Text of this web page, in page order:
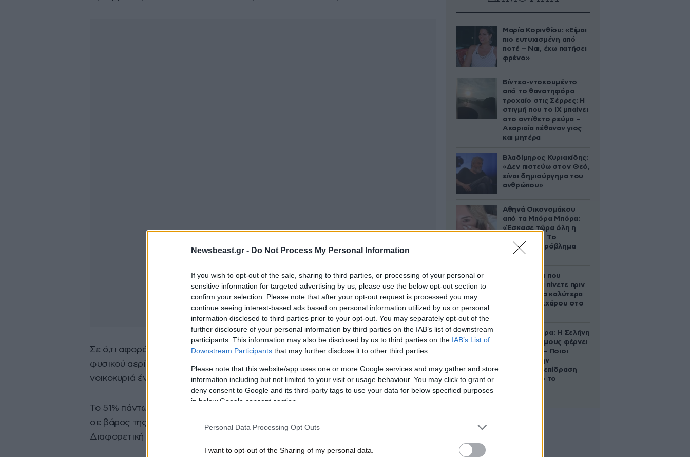
Newsbeast.gr - Do Not Process My Personal Information
If you wish to opt-out of the sale, sharing to third parties, or processing of your personal or
sensitive information for targeted advertising by us, please use the below opt-out section to
confirm your selection. Please note that after your opt-out request is processed you may
continue seeing interest-based ads based on personal information utilized by us or personal
information disclosed to third parties prior to your opt-out. You may separately opt-out of the
further disclosure of your personal information by third parties on the IAB’s list of downstream
participants. This information may also be disclosed by us to third parties on the IAB’s List of
Downstream Participants that may further disclose it to other third parties.
Please note that this website/app uses one or more Google services and may gather and store
information including but not limited to your visit or usage behaviour. You may click to grant or
deny consent to Google and its third-party tags to use your data for below specified purposes
in below Google consent section.
Personal Data Processing Opt Outs
I want to opt-out of the Sharing of my personal data.
Σε ό,τι αφορά το κρατικό σχέδιο έκτακτης ανάγκης για την περίπτωση έλλειψης
φυσικού αερίου, το 58% εκτιμά ότι, ορθώς το επίπεδο 3 δίνει προτεραιότητα στα
νοικοκυριά έναντι της βιομηχανίας, ενώ αντίθετη άποψη εκφράζει το 34%.
Το 51% πάντως των ερωτηθέντων πιστεύει ότι οι κυρώσεις που έχουν επιβληθεί
σε βάρος της Ρωσίας πλήττουν τελικά περισσότερο την ίδια τη Γερμανία.
Διαφορετική αξιολόγηση εκφράζει το 39%.
Μαρία Κορινθίου: «Είμαι
πιο ευτυχισμένη από
ποτέ – Ναι, έχω πατήσει
φρένο»
Βίντεο-ντοκουμέντο
από το θανατηφόρο
τροχαίο στις Σέρρες: Η
στιγμή που το ΙΧ μπαίνει
στο αντίθετο ρεύμα –
Ακαριαία πέθαναν γιος
και μητέρα
Βλαδίμηρος Κυριακίδης:
«Δεν πιστεύω στον Θεό,
είναι δημιούργημα του
ανθρώπου»
Αθηνά Οικονομάκου
από τα Μπόρα Μπόρα:
«Έσκασε τώρα όλη η
κούραση» – Το
απρόοπτο πρόβλημα
υγείας
5 ροφήματα που
μπορείτε να πίνετε πριν
τον ύπνο για καλύτερα
επίπεδα σακχάρου στο
Ζώδια σήμερα: Η Σελήνη
στους Διδύμους φέρνει
ανατροπές – Ποιοι
δέχονται την
ευεργετική επίδραση
του Δία από το